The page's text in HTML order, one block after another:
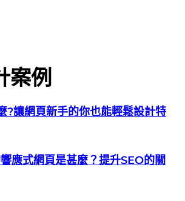
案例
?讓網頁新手的你也能輕鬆設計特
應式網頁是甚麼？提升SEO的關